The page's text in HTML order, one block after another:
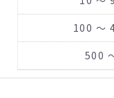
100 ～
500